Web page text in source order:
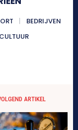
BEDRIJVEN
CULTUUR
ARTIKEL